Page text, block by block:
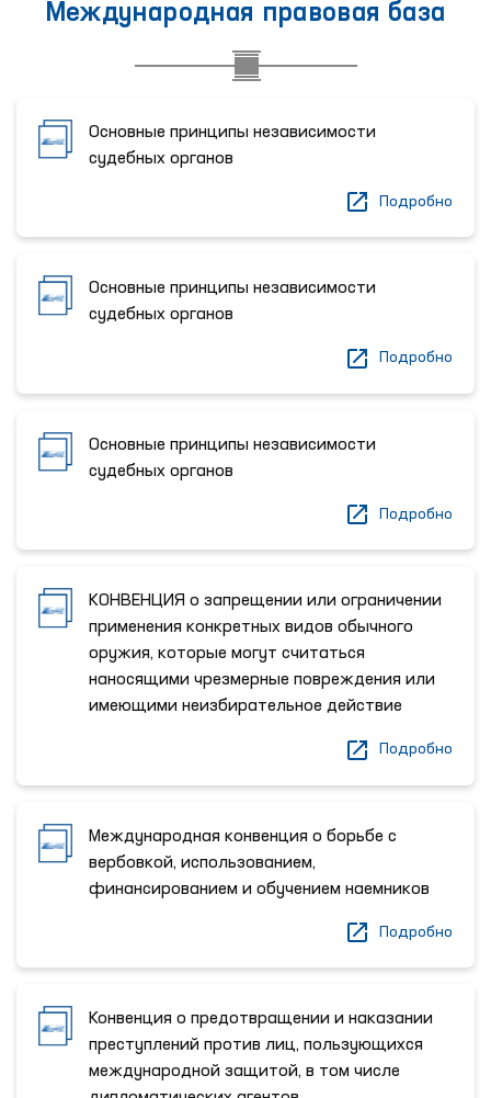
Международная правовая база
Основные принципы независимости
судебных органов
Подробно
Основные принципы независимости
судебных органов
Подробно
Основные принципы независимости
судебных органов
Подробно
КОНВЕНЦИЯ о запрещении или ограничении
применения конкретных видов обычного
оружия, которые могут считаться
наносящими чрезмерные повреждения или
имеющими неизбирательное действие
Подробно
Международная конвенция о борьбе с
вербовкой, использованием,
финансированием и обучением наемников
Подробно
Конвенция о предотвращении и наказании
преступлений против лиц, пользующихся
международной защитой, в том числе